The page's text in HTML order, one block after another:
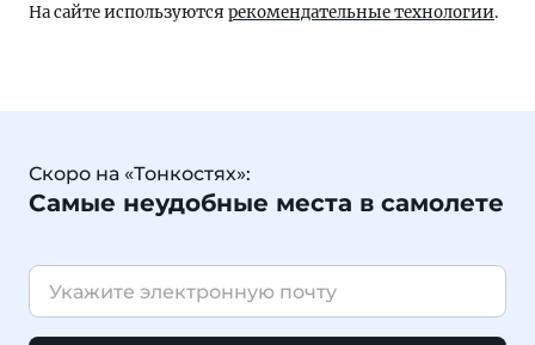
На сайте используются рекомендательные технологии.
Скоро на «Тонкостях»:
Самые неудобные места в самолете